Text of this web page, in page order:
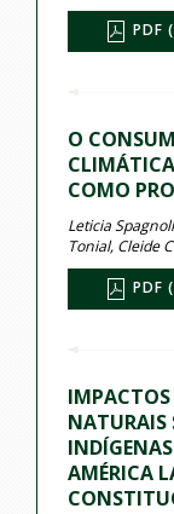
PDF
O
COMO
Leticia
Tonial, Cleide
PDF
IMPACTOS
NATURAIS
AMÉRICA